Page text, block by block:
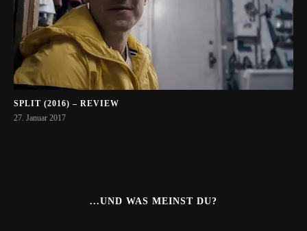
SPLIT (2016) – REVIEW
27. Januar 2017
...UND WAS MEINST DU?